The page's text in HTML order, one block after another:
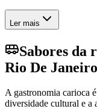
Ler mais
Sabores da
Rio De Janeiro
A gastronomia carioca
diversidade cultural e a